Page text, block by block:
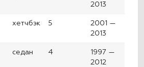
2013
хетчбэк 5
2001 —
2013
седан 4
1997 —
2012